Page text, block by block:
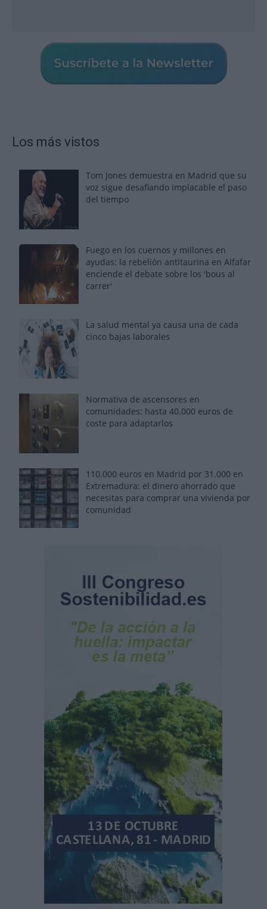
Los más vistos
Tom Jones demuestra en Madrid que su
voz sigue desafiando implacable el paso
del tiempo
Fuego en los cuernos y millones en
ayudas: la rebelión antitaurina en Alfafar
enciende el debate sobre los 'bous al
carrer'
La salud mental ya causa una de cada
cinco bajas laborales
Normativa de ascensores en
comunidades: hasta 40.000 euros de
coste para adaptarlos
110.000 euros en Madrid por 31.000 en
Extremadura: el dinero ahorrado que
necesitas para comprar una vivienda por
comunidad